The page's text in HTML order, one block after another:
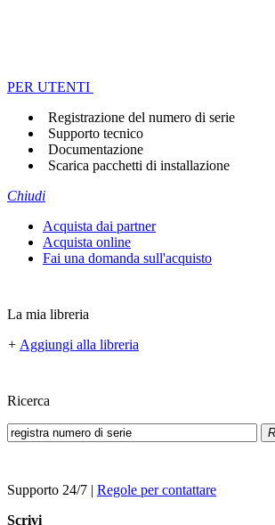
PER UTENTI
Registrazione del numero di serie
Supporto tecnico
Documentazione
Scarica pacchetti di installazione
Chiudi
Acquista dai partner
Acquista online
Fai una domanda sull'acquisto
La mia libreria
+ Aggiungi alla libreria
Ricerca
Supporto 24/7 | Regole per contattare
Scrivi